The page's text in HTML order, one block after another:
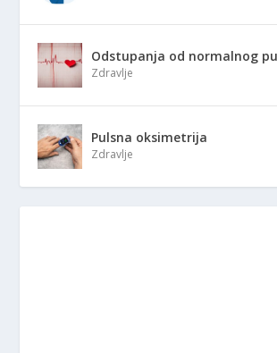
Odstupanja od normalnog
Zdravlje
Pulsna oksimetrija
Zdravlje